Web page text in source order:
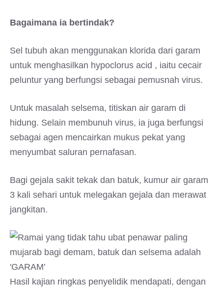
Bagaimana ia bertindak?
Sel tubuh akan menggunakan klorida dari garam
untuk menghasilkan hypoclorus acid , iaitu cecair
peluntur yang berfungsi sebagai pemusnah virus.
Untuk masalah selsema, titiskan air garam di
hidung. Selain membunuh virus, ia juga berfungsi
sebagai agen mencairkan mukus pekat yang
menyumbat saluran pernafasan.
Bagi gejala sakit tekak dan batuk, kumur air garam
3 kali sehari untuk melegakan gejala dan merawat
jangkitan.
Hasil kajian ringkas penyelidik mendapati, dengan